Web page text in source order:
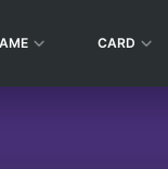
CARD